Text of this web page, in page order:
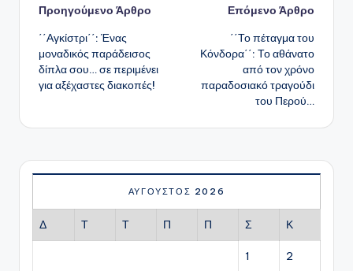
Πλοήγηση
δημοσιεύσεων
Προηγούμενο Άρθρο
΄΄Αγκίστρι΄΄: Ένας
μοναδικός παράδεισος
δίπλα σου… σε περιμένει
για αξέχαστες διακοπές!
Επόμενο Άρθρο
΄΄Το πέταγμα του
Κόνδορα΄΄: Το αθάνατο
από τον χρόνο
παραδοσιακό τραγούδι
του Περού…
ΑΎΓΟΥΣΤΟΣ 2026
Δ Τ Τ Π Π Σ Κ
1 2